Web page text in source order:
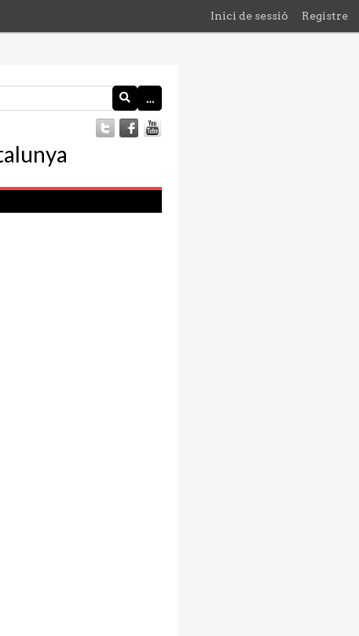
Inici de sessió Registre
…